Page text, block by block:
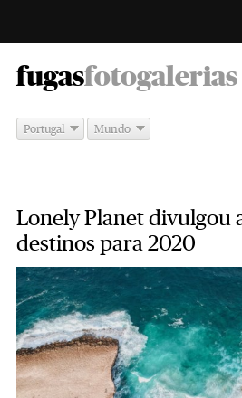
fugas -
fotogalerias
Portugal Mundo
Lonely Planet divulgou
destinos para 2020